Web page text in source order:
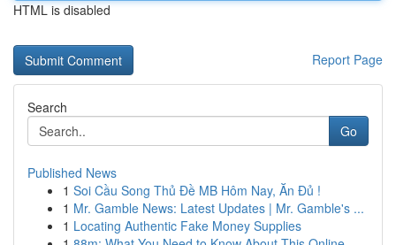
HTML is disabled
Report Page
Search
Go
Published News
1 Soi Cầu Song Thủ Đề MB Hôm Nay, Ăn Đủ !
1 Mr. Gamble News: Latest Updates | Mr. Gamble's ...
1 Locating Authentic Fake Money Supplies